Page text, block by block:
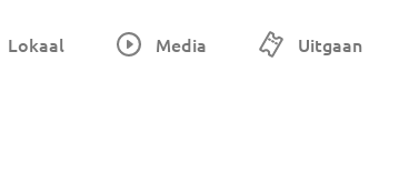
Lokaal Media Uitgaan